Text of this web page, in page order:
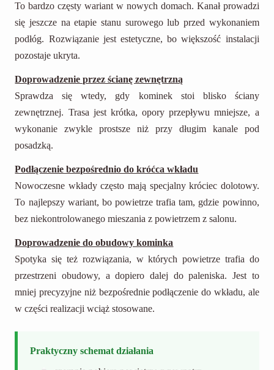
To bardzo częsty wariant w nowych domach. Kanał prowadzi
się jeszcze na etapie stanu surowego lub przed wykonaniem
podłóg. Rozwiązanie jest estetyczne, bo większość instalacji
pozostaje ukryta.
Doprowadzenie przez ścianę zewnętrzną
Sprawdza się wtedy, gdy kominek stoi blisko ściany
zewnętrznej. Trasa jest krótka, opory przepływu mniejsze, a
wykonanie zwykle prostsze niż przy długim kanale pod
posadzką.
Podłączenie bezpośrednio do króćca wkładu
Nowoczesne wkłady często mają specjalny króciec dolotowy.
To najlepszy wariant, bo powietrze trafia tam, gdzie powinno,
bez niekontrolowanego mieszania z powietrzem z salonu.
Doprowadzenie do obudowy kominka
Spotyka się też rozwiązania, w których powietrze trafia do
przestrzeni obudowy, a dopiero dalej do paleniska. Jest to
mniej precyzyjne niż bezpośrednie podłączenie do wkładu, ale
w części realizacji wciąż stosowane.
Praktyczny schemat działania